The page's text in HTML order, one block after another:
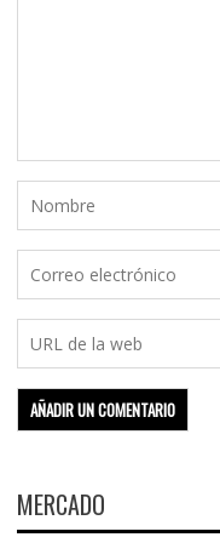
MERCADO